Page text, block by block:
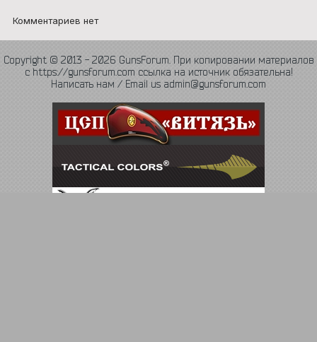
Комментариев нет
Copyright © 2013 - 2026 GunsForum. При копировании материалов
с https://gunsforum.com ссылка на источник обязательна!
Написать нам / Email us admin@gunsforum.com